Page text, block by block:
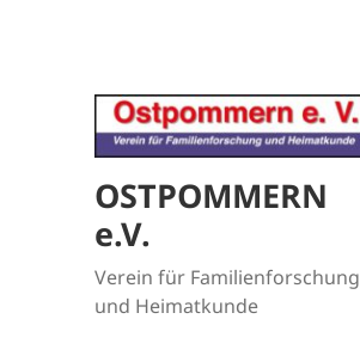
OSTPOMMERN
e.V.
Verein für Familienforschung
und Heimatkunde